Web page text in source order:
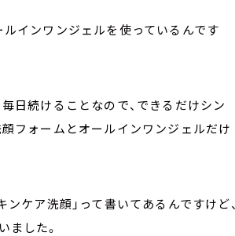
インワンジェルを使っているんです
日続けることなので、できるだけシン
フォームとオールインワンジェルだけ
ケア洗顔」って書いてあるんですけど、
した。